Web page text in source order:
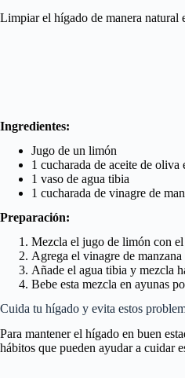
Limpiar el hígado de manera natural
Ingredientes:
Jugo de un limón
1 cucharada de aceite de oliva
1 vaso de agua tibia
1 cucharada de vinagre de
Preparación:
Mezcla el jugo de limón con
Agrega el vinagre de
Añade el agua tibia y mezcla
Bebe esta mezcla en ayunas
Cuida tu hígado y evita estos
Para mantener el hígado en buen
hábitos que pueden ayudar a cuidar